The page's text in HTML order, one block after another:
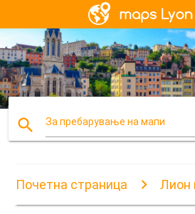
search За пребарување на мапи
Почетна страница Лион